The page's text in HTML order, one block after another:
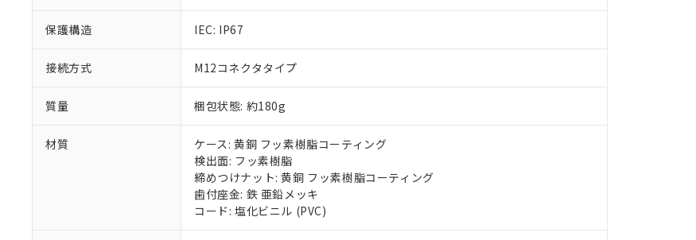
保護構造 IEC: IP67
接続方式 M12コネクタタイプ
質量 梱包状態: 約180g
材質
ケース: 黄銅 フッ素樹脂コーティング
検出面: フッ素樹脂
締めつけナット: 黄銅 フッ素樹脂コーティング
歯付座金: 鉄 亜鉛メッキ
コード: 塩化ビニル (PVC)